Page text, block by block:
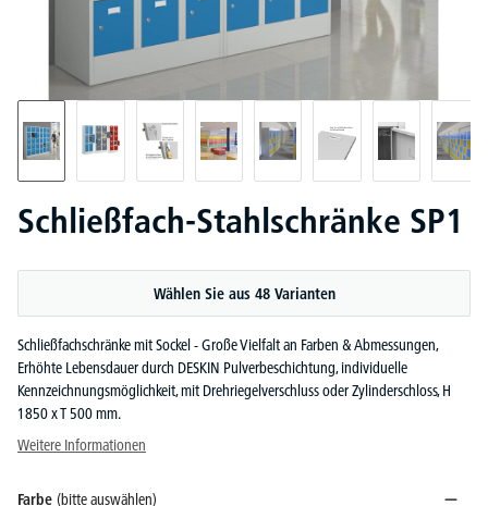
Schließfach-Stahlschränke SP1
Wählen Sie aus 48 Varianten
Schließfachschränke mit Sockel - Große Vielfalt an Farben & Abmessungen,
Erhöhte Lebensdauer durch DESKIN Pulverbeschichtung, individuelle
Kennzeichnungsmöglichkeit, mit Drehriegelverschluss oder Zylinderschloss, H
1850 x T 500 mm.
Weitere Informationen
Farbe (bitte auswählen)